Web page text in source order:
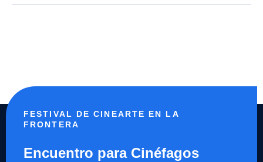
FESTIVAL DE CINEARTE EN LA
FRONTERA
Encuentro para Cinéfagos